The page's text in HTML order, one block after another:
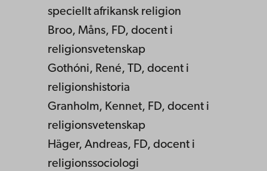
speciellt afrikansk religion
Broo, Måns, FD, docent i
religionsvetenskap
Gothóni, René, TD, docent i
religionshistoria
Granholm, Kennet, FD, docent i
religionsvetenskap
Häger, Andreas, FD, docent i
religionssociologi